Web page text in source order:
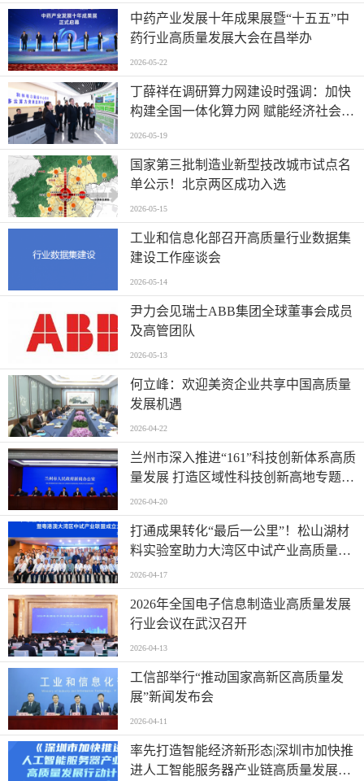
中药产业发展十年成果展暨“十五五”中
药行业高质量发展大会在昌举办
2026-05-22
丁薛祥在调研算力网建设时强调：加快
构建全国一体化算力网 赋能经济社会高
质量发展
2026-05-19
国家第三批制造业新型技改城市试点名
单公示！北京两区成功入选
2026-05-15
工业和信息化部召开高质量行业数据集
建设工作座谈会
2026-05-14
尹力会见瑞士ABB集团全球董事会成员
及高管团队
2026-05-13
何立峰：欢迎美资企业共享中国高质量
发展机遇
2026-04-22
兰州市深入推进“161”科技创新体系高质
量发展 打造区域性科技创新高地专题新
闻发布会实录（文+图）
2026-04-20
打通成果转化“最后一公里”！松山湖材
料实验室助力大湾区中试产业高质量发
展
2026-04-17
2026年全国电子信息制造业高质量发展
行业会议在武汉召开
2026-04-13
工信部举行“推动国家高新区高质量发
展”新闻发布会
2026-04-11
率先打造智能经济新形态|深圳市加快推
进人工智能服务器产业链高质量发展行